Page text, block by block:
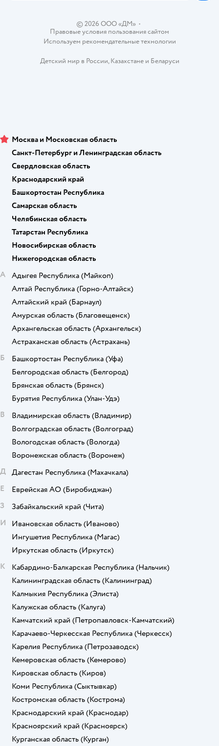
© 2026 ООО «ДМ»•
Правовые условия пользования сайтом
Используем рекомендательные технологии
Детский мир в России,Казахстанеи Беларуси
Москва и Московская область
Санкт-Петербург и Ленинградская область
Свердловская область
Краснодарский край
Башкортостан Республика
Самарская область
Челябинская область
Татарстан Республика
Новосибирская область
Нижегородская область
А
Адыгея Республика (Майкоп)
Алтай Республика (Горно-Алтайск)
Алтайский край (Барнаул)
Амурская область (Благовещенск)
Архангельская область (Архангельск)
Астраханская область (Астрахань)
Б
Башкортостан Республика (Уфа)
Белгородская область (Белгород)
Брянская область (Брянск)
Бурятия Республика (Улан-Удэ)
В
Владимирская область (Владимир)
Волгоградская область (Волгоград)
Вологодская область (Вологда)
Воронежская область (Воронеж)
Д Дагестан Республика (Махачкала)
Е
Еврейская АО (Биробиджан)
З
Забайкальский край (Чита)
И
Ивановская область (Иваново)
Ингушетия Республика (Магас)
Иркутская область (Иркутск)
К
Кабардино-Балкарская Республика (Нальчик)
Калининградская область (Калининград)
Калмыкия Республика (Элиста)
Калужская область (Калуга)
Камчатский край (Петропавловск-Камчатский)
Карачаево-Черкесская Республика (Черкесск)
Карелия Республика (Петрозаводск)
Кемеровская область (Кемерово)
Кировская область (Киров)
Коми Республика (Сыктывкар)
Костромская область (Кострома)
Краснодарский край (Краснодар)
Красноярский край (Красноярск)
Курганская область (Курган)